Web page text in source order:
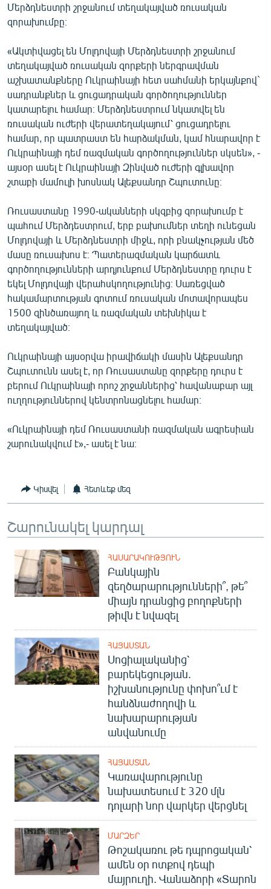
ՁԳՏԵԼՈՎ ԼԱՎԱԳՈՒՅՆԻՆ
ՓՈԴՔԱՍԹ
Հայերեն
English
Русский
ՀԵՏԵՎԵՔ ՄԵԶ
«Ազատության» բոլոր կայքերը
Մերձդնեստրի շրջանում տեղակայված ռուսական
զորախումբը։
«Ակտիվացել են Մոլդովայի Մերձդնեստրի շրջանում
տեղակայված ռուսական զորքերի ներգրավման
աշխատանքները Ուկրաինայի հետ սահմանի երկայնքով`
սադրանքներ և ցուցադրական գործողություններ
կատարելու համար։ Մերձդնեստրում նկատվել են
ռուսական ուժերի վերատեղակայում՝ ցուցադրելու
համար, որ պատրաստ են հարձակման, կամ հնարավոր է
Ուկրաինայի դեմ ռազմական գործողություններ սկսեն», -
այսօր ասել է Ուկրաինայի Զինված ուժերի գլխավոր
շտաբի մամուլի խոսնակ Ալեքսանդր Շպուտունը։
Ռուսաստանը 1990-ականների սկզբից զորախումբ է
պահում Մերձդեստրում, երբ բախումներ տեղի ունեցան
Մոլդովայի և Մերձդնեստրի միջև, որի բնակչության մեծ
մասը ռուսախոս է։ Պատերազմական կարճատև
գործողությունների արդյունքում Մերձդնեստրը դուրս է
եկել Մոլդովայի վերահսկողությունից։ Սառեցված
հակամարտության գոտում ռուսական մոտավորապես
1500 զինծառայող և ռազմական տեխնիկա է
տեղակայված։
Ուկրաինայի այսօրվա իրավիճակի մասին Ալեքսանդր
Շպուտունն ասել է, որ Ռուսաստանը զորքերը դուրս է
բերում Ուկրաինայի որոշ շրջաններից՝ հավանաբար այլ
ուղղություններով կենտրոնացնելու համար։
«Ուկրաինայի դեմ Ռուսաստանի ռազմական ագրեսիան
շարունակվում է»,- ասել է նա։
Կիսվել Հետևեք մեզ
Շարունակել կարդալ
ՀԱՍԱՐԱԿՈՒԹՅՈՒՆ
Բանկային
զեղծարարությունների՞, թե՞
միայն դրանցից բողոքների
թիվն է նվազել
ՀԱՅԱՍՏԱՆ
Սոցիալականից՝
բարեկեցության.
իշխանությունը փոխո՞ւմ է
հանձնաժողովի և
նախարարության
անվանումը
ՀԱՅԱՍՏԱՆ
Կառավարությունը
նախատեսում է 320 մլն
դոլարի նոր վարկեր վերցնել
ՄԱՐԶԵՐ
Թոշակառու թե դպրոցական՝
ամեն օր ոտքով դեպի
մայրուղի. Վանաձորի «Տարոն